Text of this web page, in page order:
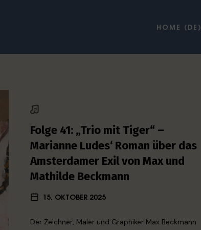
HOME (DE)
Folge 41: „Trio mit Tiger“ –
Marianne Ludes‘ Roman über das
Amsterdamer Exil von Max und
Mathilde Beckmann
15. OKTOBER 2025
Der Zeichner, Maler und Graphiker Max Beckmann